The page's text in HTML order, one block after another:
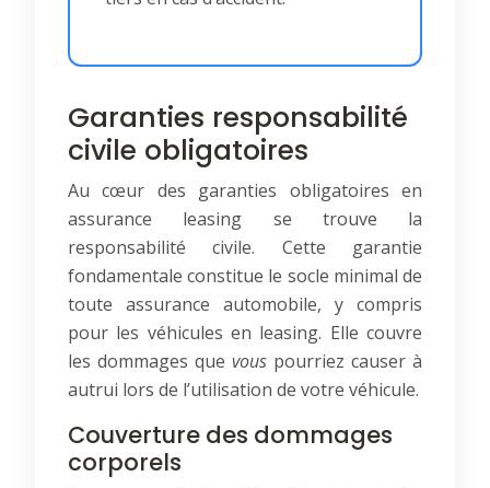
Garanties responsabilité
civile obligatoires
Au cœur des garanties obligatoires en
assurance leasing se trouve la
responsabilité civile. Cette garantie
fondamentale constitue le socle minimal de
toute assurance automobile, y compris
pour les véhicules en leasing. Elle couvre
les dommages que vous pourriez causer à
autrui lors de l’utilisation de votre véhicule.
Couverture des dommages
corporels